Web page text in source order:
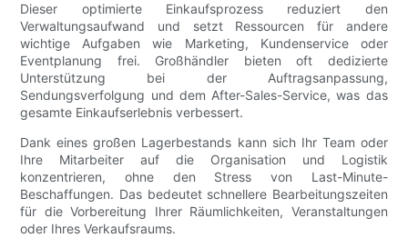
Dieser optimierte Einkaufsprozess reduziert den
Verwaltungsaufwand und setzt Ressourcen für andere
wichtige Aufgaben wie Marketing, Kundenservice oder
Eventplanung frei. Großhändler bieten oft dedizierte
Unterstützung bei der Auftragsanpassung,
Sendungsverfolgung und dem After-Sales-Service, was das
gesamte Einkaufserlebnis verbessert.
Dank eines großen Lagerbestands kann sich Ihr Team oder
Ihre Mitarbeiter auf die Organisation und Logistik
konzentrieren, ohne den Stress von Last-Minute-
Beschaffungen. Das bedeutet schnellere Bearbeitungszeiten
für die Vorbereitung Ihrer Räumlichkeiten, Veranstaltungen
oder Ihres Verkaufsraums.